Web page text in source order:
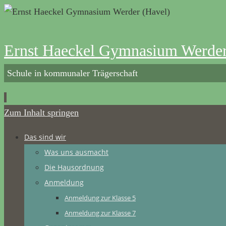
Ernst Haeckel Gymnasium
Schule in kommunaler Trägerschaft
Zum Inhalt springen
Das sind wir
Was uns ausmacht
Die Hausordnung
Anmeldung
Anmeldung zur Klasse 5
Anmeldung zur Klasse 7